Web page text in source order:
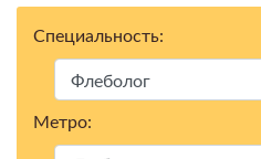
Специальность:
Метро: